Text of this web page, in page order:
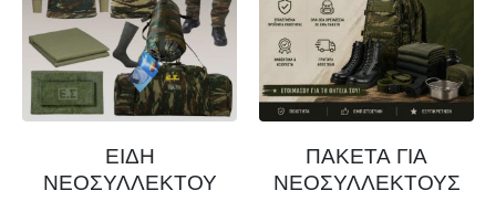
ΕΙΔΗ
ΝΕΟΣΥΛΛΕΚΤΟΥ
ΠΑΚΕΤΑ ΓΙΑ
ΝΕΟΣΥΛΛΕΚΤΟΥΣ